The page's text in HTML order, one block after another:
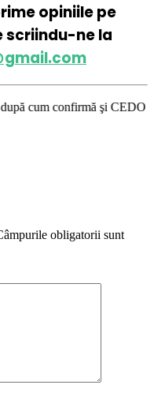
opiniile pe
ne la
şi CEDO în cazul
obligatorii sunt